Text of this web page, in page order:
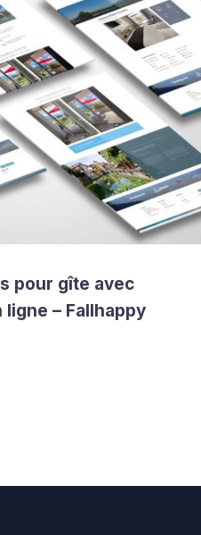
pour gîte avec
– Fallhappy